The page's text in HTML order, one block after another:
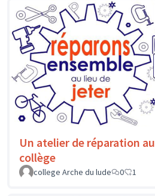
Un atelier de réparation au
collège
college Arche du lude
0 1